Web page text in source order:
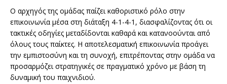
Ο αρχηγός της ομάδας παίζει καθοριστικό ρόλο στην
επικοινωνία μέσα στη διάταξη 4-1-4-1, διασφαλίζοντας ότι οι
τακτικές οδηγίες μεταδίδονται καθαρά και κατανοούνται από
όλους τους παίκτες. Η αποτελεσματική επικοινωνία προάγει
την εμπιστοσύνη και τη συνοχή, επιτρέποντας στην ομάδα να
προσαρμόζει στρατηγικές σε πραγματικό χρόνο με βάση τη
δυναμική του παιχνιδιού.